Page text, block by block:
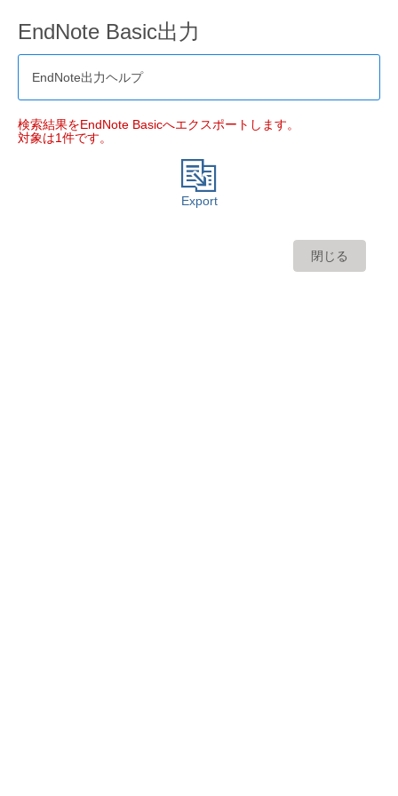
EndNote Basic出力
EndNote出力ヘルプ
検索結果をEndNote Basicへエクスポートします。
対象は1件です。
Export